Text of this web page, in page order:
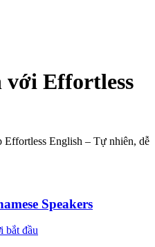
với Effortless
Effortless English – Tự nhiên, dễ
Speakers
bắt đầu